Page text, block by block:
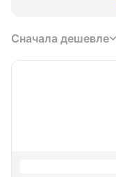
Сначала дешевле